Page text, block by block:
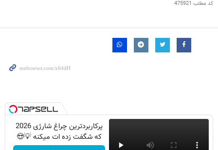
کد مطلب 475921
پرکاربردترین چراغ شارژی 2026
که شگفت زده ات میکنه 💡😍